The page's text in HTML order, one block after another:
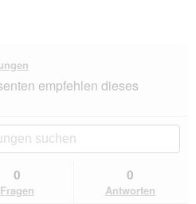
dieser
Aktion
du
zu
den
empfehlen dieses
0
Fragen
0
Antworten